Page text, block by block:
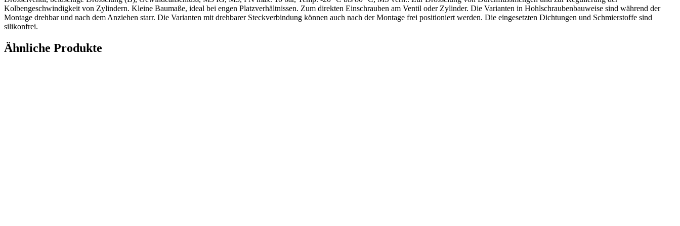
Kolbengeschwindigkeit von Zylindern. Kleine Baumaße, ideal bei engen Platzverhältnissen. Zum direkten Einschrauben am Ventil oder Zylinder. Die Varianten in Hohlschraubenbauweise sind während der
Montage drehbar und nach dem Anziehen starr. Die Varianten mit drehbarer Steckverbindung können auch nach der Montage frei positioniert werden. Die eingesetzten Dichtungen und Schmierstoffe sind
silikonfrei.
Ähnliche Produkte